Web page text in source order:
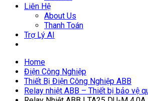
Liên Hệ
About Us
Thanh Toán
Trợ Lý AI
Home
Điện Công Nghiệp
Thiết Bị Điện Công Nghiệp ABB
Relay nhiệt ABB – Thiết bị bảo vệ